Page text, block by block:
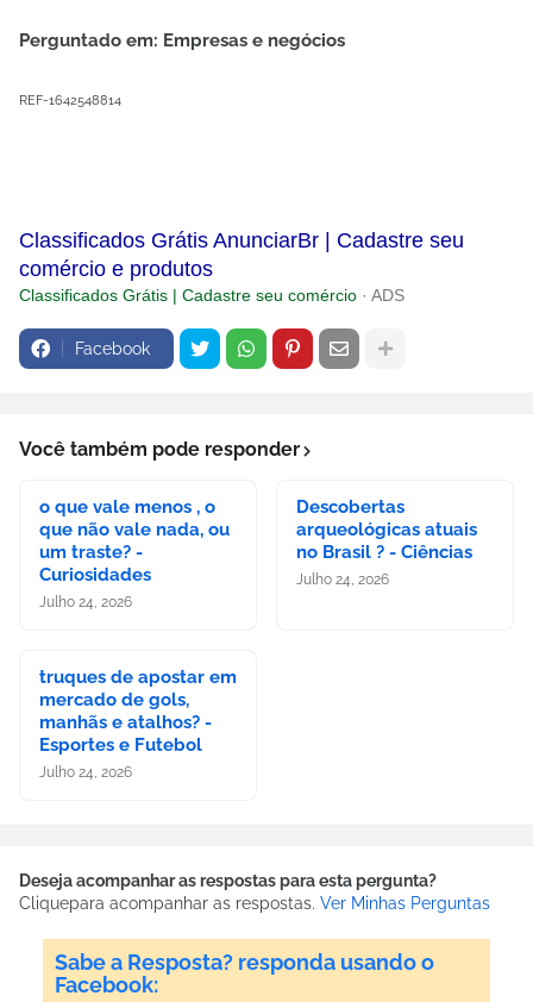
Perguntado em: Empresas e negócios
REF-1642548814
Classificados Grátis AnunciarBr | Cadastre seu
comércio e produtos
Classificados Grátis | Cadastre seu comércio · ADS
Facebook
Você também pode responder
o que vale menos , o
que não vale nada, ou
um traste? -
Curiosidades
Julho 24, 2026
Descobertas
arqueológicas atuais
no Brasil ? - Ciências
Julho 24, 2026
truques de apostar em
mercado de gols,
manhãs e atalhos? -
Esportes e Futebol
Julho 24, 2026
Deseja acompanhar as respostas para esta pergunta?
Cliquepara acompanhar as respostas. Ver Minhas Perguntas
Sabe a Resposta? responda usando o
Facebook: